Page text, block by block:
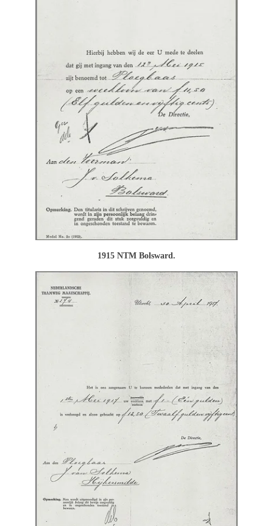
1915 NTM Bolsward.